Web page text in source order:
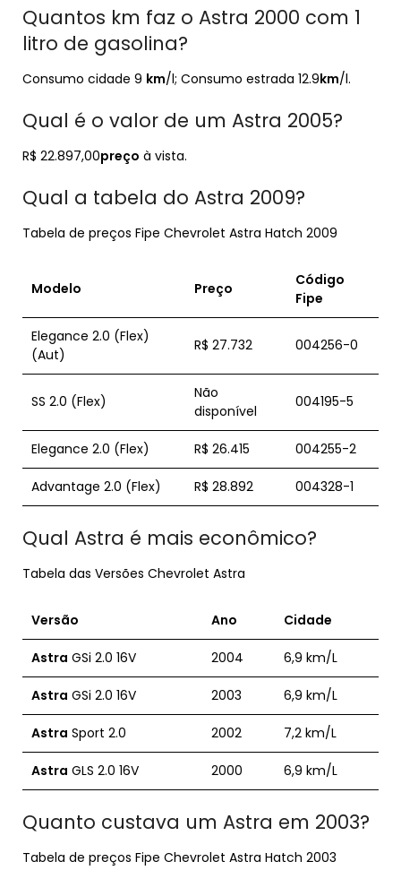
Quantos km faz o Astra 2000 com 1
litro de gasolina?
Consumo cidade 9 km/l; Consumo estrada 12.9km/l.
Qual é o valor de um Astra 2005?
R$ 22.897,00preço à vista.
Qual a tabela do Astra 2009?
Tabela de preços Fipe Chevrolet Astra Hatch 2009
Modelo Preço
Código
Fipe
Elegance 2.0 (Flex)
(Aut)
R$ 27.732 004256-0
SS 2.0 (Flex)
Não
disponível
004195-5
Elegance 2.0 (Flex) R$ 26.415 004255-2
Advantage 2.0 (Flex) R$ 28.892 004328-1
Qual Astra é mais econômico?
Tabela das Versões Chevrolet Astra
Versão Ano Cidade
Astra GSi 2.0 16V 2004 6,9 km/L
Astra GSi 2.0 16V 2003 6,9 km/L
Astra Sport 2.0 2002 7,2 km/L
Astra GLS 2.0 16V 2000 6,9 km/L
Quanto custava um Astra em 2003?
Tabela de preços Fipe Chevrolet Astra Hatch 2003